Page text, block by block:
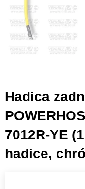
Hadica
7012R-YE
hadice,